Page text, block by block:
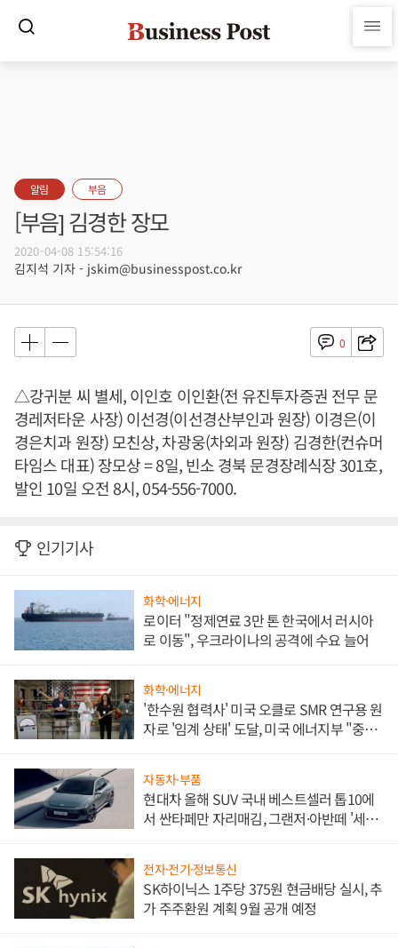
알림 부음
[부음] 김경한 장모
2020-04-08 15:54:16
김지석 기자 - jskim@businesspost.co.kr
0
△강귀분 씨 별세, 이인호 이인환(전 유진투자증권 전무 문
경레저타운 사장) 이선경(이선경산부인과 원장) 이경은(이
경은치과 원장) 모친상, 차광웅(차외과 원장) 김경한(컨슈머
타임스 대표) 장모상 = 8일, 빈소 경북 문경장례식장 301호,
발인 10일 오전 8시, 054-556-7000.
인기기사
화학·에너지
로이터 "정제연료 3만 톤 한국에서 러시아
로 이동", 우크라이나의 공격에 수요 늘어
화학·에너지
'한수원 협력사' 미국 오클로 SMR 연구용 원
자로 '임계 상태' 도달, 미국 에너지부 "중요
자동차·부품
현대차 올해 SUV 국내 베스트셀러 톱10에
서 싼타페만 자리매김, 그랜저·아반떼 '세단
전자·전기·정보통신
SK하이닉스 1주당 375원 현금배당 실시, 추
가 주주환원 계획 9월 공개 예정